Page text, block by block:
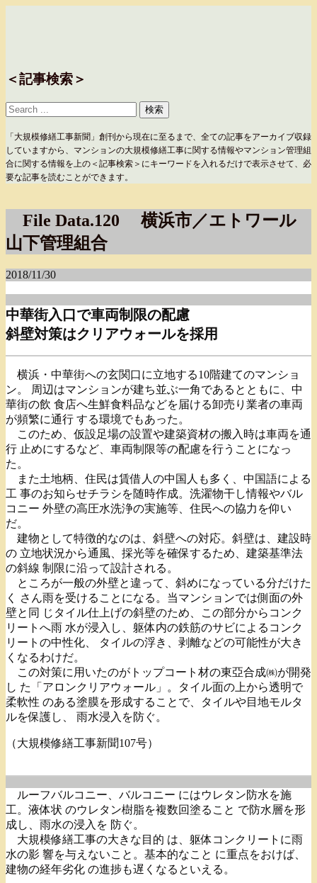
＜記事検索＞
「大規模修繕工事新聞」創刊から現在に至るまで、全ての記事をアーカイブ収録
していますから、マンションの大規模修繕工事に関する情報やマンション管理組
合に関する情報を上の＜記事検索＞にキーワードを入れるだけで表示させて、必
要な記事を読むことができます。
File Data.120 横浜市／エトワール
山下管理組合
2018/11/30
中華街入口で車両制限の配慮
斜壁対策はクリアウォールを採用
横浜・中華街への玄関口に立地する10階建てのマンショ
ン。 周辺はマンションが建ち並ぶ一角であるとともに、中
華街の飲 食店へ生鮮食料品などを届ける卸売り業者の車両
が頻繁に通行 する環境でもあった。
このため、仮設足場の設置や建築資材の搬入時は車両を通
行 止めにするなど、車両制限等の配慮を行うことになっ
た。
また土地柄、住民は賃借人の中国人も多く、中国語による
工 事のお知らせチラシを随時作成。洗濯物干し情報やバル
コニー 外壁の高圧水洗浄の実施等、住民への協力を仰い
だ。
建物として特徴的なのは、斜壁への対応。斜壁は、建設時
の 立地状況から通風、採光等を確保するため、建築基準法
の斜線 制限に沿って設計される。
ところが一般の外壁と違って、斜めになっている分だけた
く さん雨を受けることになる。当マンションでは側面の外
壁と同 じタイル仕上げの斜壁のため、この部分からコンク
リートへ雨 水が浸入し、躯体内の鉄筋のサビによるコンク
リートの中性化、 タイルの浮き、剥離などの可能性が大き
くなるわけだ。
この対策に用いたのがトップコート材の東亞合成㈱が開発
し た「アロンクリアウォール」。タイル面の上から透明で
柔軟性 のある塗膜を形成することで、タイルや目地モルタ
ルを保護し、 雨水浸入を防ぐ。
（大規模修繕工事新聞107号）
ルーフバルコニー、バルコニー にはウレタン防水を施
工。液体状 のウレタン樹脂を複数回塗ること で防水層を形
成し、雨水の浸入を 防ぐ。
大規模修繕工事の大きな目的 は、躯体コンクリートに雨
水の影 響を与えないこと。基本的なこと に重点をおけば、
建物の経年劣化 の進捗も遅くなるといえる。